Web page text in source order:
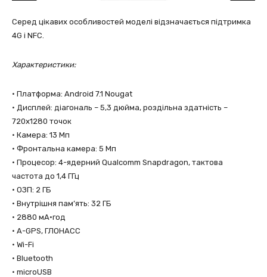
Серед цікавих особливостей моделі відзначається підтримка
4G і NFC.
Характеристики:
• Платформа: Android 7.1 Nougat
• Дисплей: діагональ – 5,3 дюйма, роздільна здатність –
720х1280 точок
• Камера: 13 Мп
• Фронтальна камера: 5 Мп
• Процесор: 4-ядерний Qualcomm Snapdragon, тактова
частота до 1,4 ГГц
• ОЗП: 2 ГБ
• Внутрішня пам’ять: 32 ГБ
• 2880 мА·год
• A-GPS, ГЛОНАСС
• Wi-Fi
• Bluetooth
• microUSB